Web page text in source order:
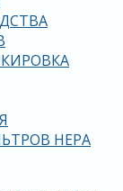
HEPA